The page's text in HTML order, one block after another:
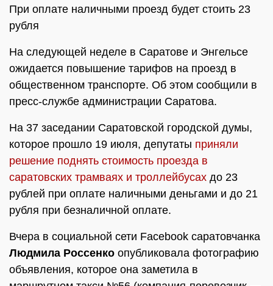
При оплате наличными проезд будет стоить 23
рубля
На следующей неделе в Саратове и Энгельсе
ожидается повышение тарифов на проезд в
общественном транспорте. Об этом сообщили в
пресс-службе администрации Саратова.
На 37 заседании Саратовской городской думы,
которое прошло 19 июля, депутаты приняли
решение поднять стоимость проезда в
саратовских трамваях и троллейбусах до 23
рублей при оплате наличными деньгами и до 21
рубля при безналичной оплате.
Вчера в социальной сети Facebook саратовчанка
Людмила Россенко опубликовала фотографию
объявления, которое она заметила в